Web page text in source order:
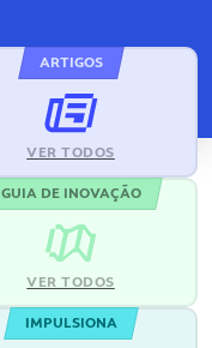
ARTIGOS
VER TODOS
GUIA DE INOVAÇÃO
VER TODOS
IMPULSIONA